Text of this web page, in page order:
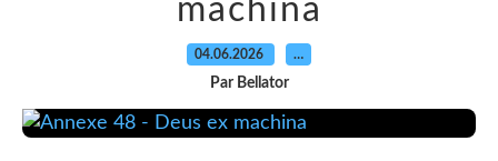
machina
04.06.2026 …
Par Bellator